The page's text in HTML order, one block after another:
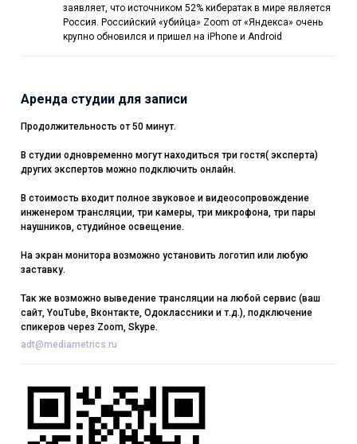
заявляет, что источником 52% кибератак в мире является
Россия. Российский «убийца» Zoom от «Яндекса» очень
крупно обновился и пришел на iPhone и Android
Аренда студии для записи
Продолжительность от 50 минут.
В студии одновременно могут находиться три гостя( эксперта)
других экспертов можно подключить онлайн.
В стоимость входит полное звуковое и видеосопровождение
инженером трансляции, три камеры, три микрофона, три пары
наушников, студийное освещение.
На экран монитора возможно установить логотип или любую
заставку.
Так же возможно выведение трансляции на любой сервис (ваш
сайт, YouTube, Вконтакте, Одоклассники и т.д.), подключение
спикеров через Zoom, Skype.
adt@mediametrics.ru